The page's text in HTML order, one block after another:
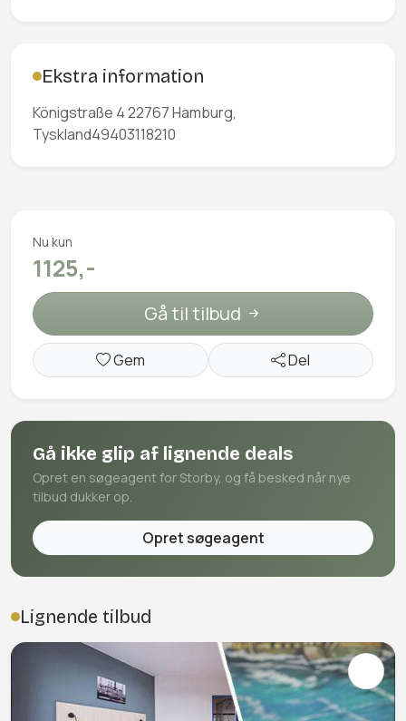
Ekstra information
Königstraße 4 22767 Hamburg,
Tyskland49403118210
Nu kun
1125,-
Gå til tilbud
Gem Del
Gå ikke glip af lignende deals
Opret en søgeagent for Storby, og få besked når nye
tilbud dukker op.
Opret søgeagent
Lignende tilbud